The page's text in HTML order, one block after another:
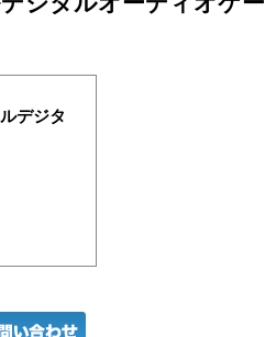
デジタ